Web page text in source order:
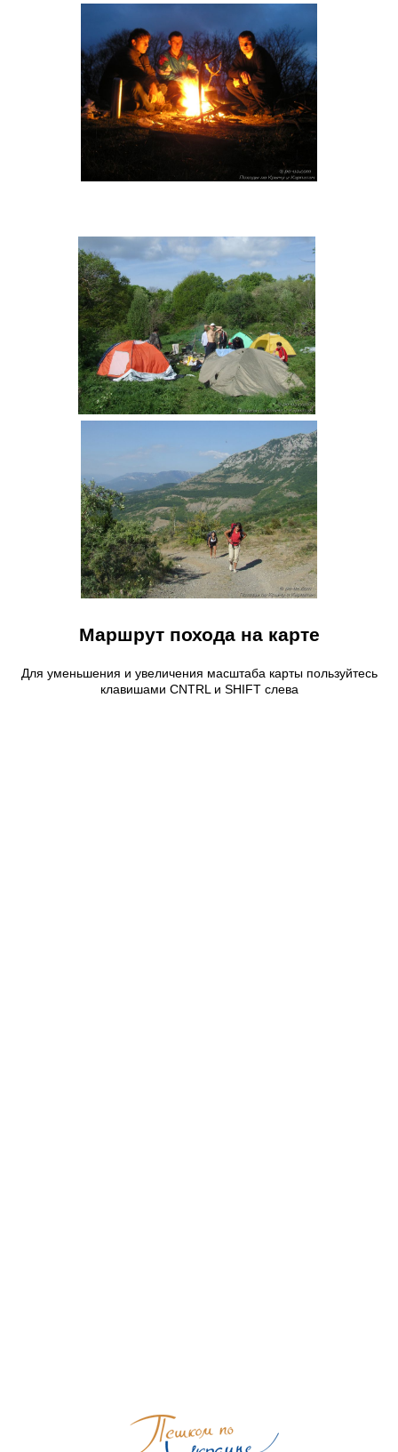
Маршрут похода на карте
Для уменьшения и увеличения масштаба карты пользуйтесь
клавишами CNTRL и SHIFT слева